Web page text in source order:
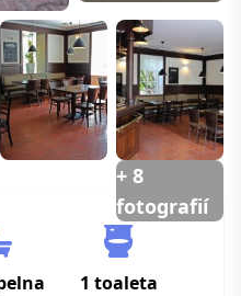
+ 8
fotografií
1 toaleta